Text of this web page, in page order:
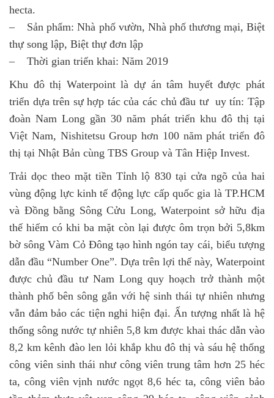
hecta.
– Sản phẩm: Nhà phố vườn, Nhà phố thương mại, Biệt
thự song lập, Biệt thự đơn lập
– Thời gian triển khai: Năm 2019
Khu đô thị Waterpoint là dự án tâm huyết được phát
triển dựa trên sự hợp tác của các chủ đầu tư uy tín: Tập
đoàn Nam Long gần 30 năm phát triển khu đô thị tại
Việt Nam, Nishitetsu Group hơn 100 năm phát triển đô
thị tại Nhật Bản cùng TBS Group và Tân Hiệp Invest.
Trải dọc theo mặt tiền Tỉnh lộ 830 tại cửa ngõ của hai
vùng động lực kinh tế động lực cấp quốc gia là TP.HCM
và Đồng bằng Sông Cửu Long, Waterpoint sở hữu địa
thế hiếm có khi ba mặt còn lại được ôm trọn bởi 5,8km
bờ sông Vàm Cỏ Đông tạo hình ngón tay cái, biểu tượng
dẫn đầu “Number One”. Dựa trên lợi thế này, Waterpoint
được chủ đầu tư Nam Long quy hoạch trở thành một
thành phố bên sông gắn với hệ sinh thái tự nhiên nhưng
vẫn đảm bảo các tiện nghi hiện đại. Ấn tượng nhất là hệ
thống sông nước tự nhiên 5,8 km được khai thác dẫn vào
8,2 km kênh đào len lỏi khắp khu đô thị và sáu hệ thống
công viên sinh thái như công viên trung tâm hơn 25 héc
ta, công viên vịnh nước ngọt 8,6 héc ta, công viên bảo